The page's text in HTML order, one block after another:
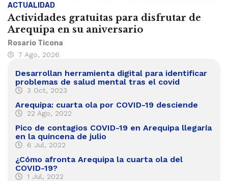
ACTUALIDAD
Actividades gratuitas para disfrutar de
Arequipa en su aniversario
Rosario Ticona
7 Ago, 2026
Desarrollan herramienta digital para identificar
problemas de salud mental tras el covid
3 Oct, 2023
Arequipa: cuarta ola por COVID-19 desciende
22 Ago, 2022
Pico de contagios COVID-19 en Arequipa llegaría
en la quincena de julio
6 Jul, 2022
¿Cómo afronta Arequipa la cuarta ola del
COVID-19?
1 Jul, 2022